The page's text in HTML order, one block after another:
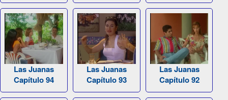
Las Juanas
Capítulo 94
Las Juanas
Capítulo 93
Las Juanas
Capítulo 92